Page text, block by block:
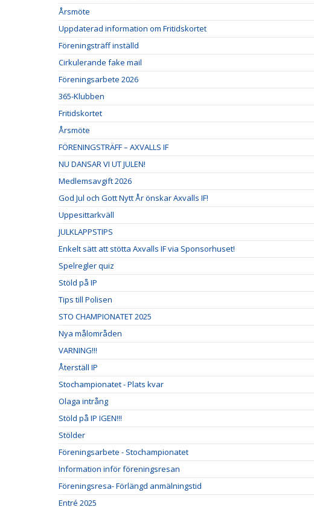
Årsmöte
Uppdaterad information om Fritidskortet
Föreningsträff inställd
Cirkulerande fake mail
Föreningsarbete 2026
365-Klubben
Fritidskortet
Årsmöte
FÖRENINGSTRÄFF – AXVALLS IF
NU DANSAR VI UT JULEN!
Medlemsavgift 2026
God Jul och Gott Nytt År önskar Axvalls IF!
Uppesittarkväll
JULKLAPPSTIPS
Enkelt sätt att stötta Axvalls IF via Sponsorhuset!
Spelregler quiz
Stöld på IP
Tips till Polisen
STO CHAMPIONATET 2025
Nya målområden
VARNING!!!
Återställ IP
Stochampionatet - Plats kvar
Olaga intrång
Stöld på IP IGEN!!!
Stölder
Föreningsarbete - Stochampionatet
Information inför föreningsresan
Föreningsresa- Förlängd anmälningstid
Entré 2025